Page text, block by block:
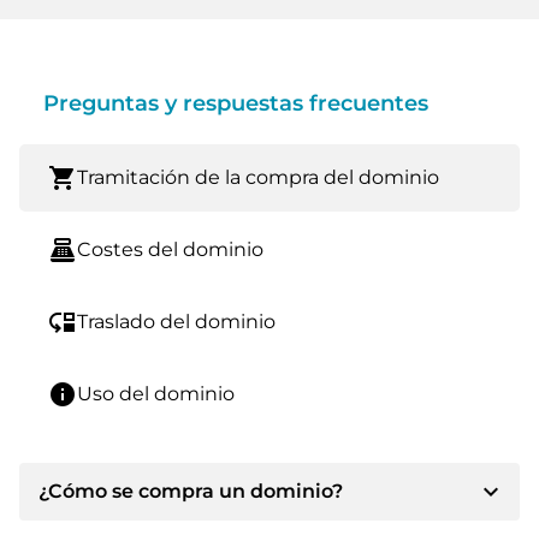
Preguntas y respuestas frecuentes
shopping_cartTramitación de la compra del dominio
point_of_saleCostes del dominio
move_downTraslado del dominio
infoUso del dominio
¿Cómo se compra un dominio? expand_more